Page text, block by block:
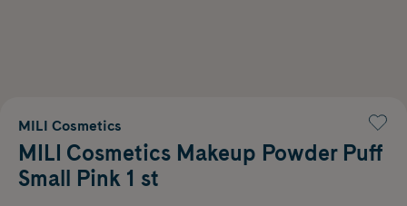
MILI Cosmetics
MILI Cosmetics Makeup Powder Puff
Small Pink 1 st